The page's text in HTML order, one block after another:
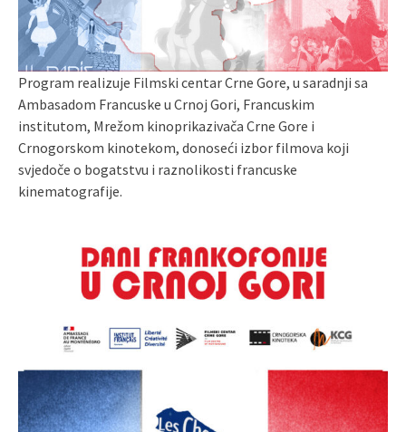
Program realizuje Filmski centar Crne Gore, u saradnji sa
Ambasadom Francuske u Crnoj Gori, Francuskim
institutom, Mrežom kinoprikazivača Crne Gore i
Crnogorskom kinotekom, donoseći izbor filmova koji
svjedoče o bogatstvu i raznolikosti francuske
kinematografije.